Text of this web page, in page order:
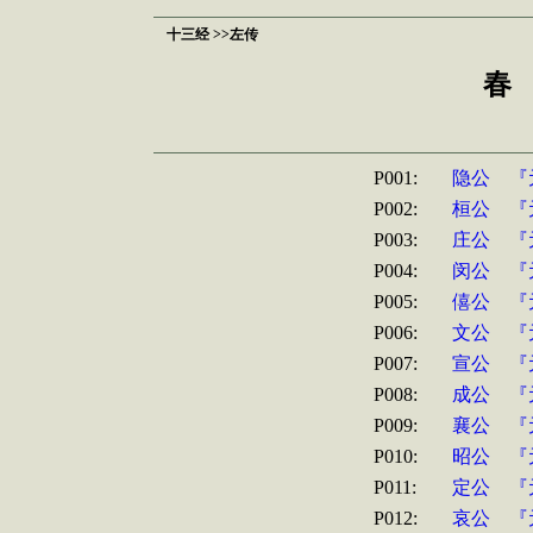
十三经 >>左传
春
P001:
隐公 『
P002:
桓公 『
P003:
庄公 『
P004:
闵公 『
P005:
僖公 『
P006:
文公 『
P007:
宣公 『
P008:
成公 『
P009:
襄公 『
P010:
昭公 『
P011:
定公 『
P012:
哀公 『